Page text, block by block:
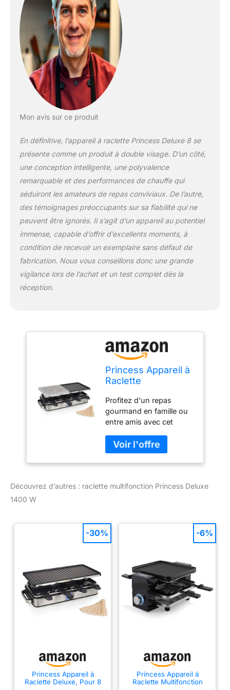
crustacés, poisson et
légumes) tout au long de
l'année. Ajustez la
température de cuisson
(220 °C maximum) de
vos aliments selon vos
préférences ou vos
besoins à l'aide de la
rapidement pour vous
vos aliments en
quelques minutes. Les
plaques de cuisson sont
dotées d'un revêtement
antiadhésif. Vous n'avez
donc pas besoin
d'ajouter de matières
grasses si vous ne le
souhaitez pas. C'est plus
sain et plus facile à
nettoyer. 8 spatules en
bois sont incluses pour
cuisson est réversible
pour vous permettre de
faire cuire au grill ou
façon Teppanyaki.
Mon avis sur ce produit
En définitive, l’appareil à raclette Princess Deluxe 8 se
présente comme un produit à double visage. D’un côté,
une conception intelligente, une polyvalence
remarquable et des performances de chauffe qui
séduiront les amateurs de repas conviviaux. De l’autre,
des témoignages préoccupants sur sa fiabilité qui ne
peuvent être ignorés. Il s’agit d’un appareil au potentiel
immense, capable d’offrir d’excellents moments, à
condition de recevoir un exemplaire sans défaut de
fabrication. Nous vous conseillons donc une grande
vigilance lors de l’achat et un test complet dès la
réception.
Princess Appareil à
Raclette
Deluxe 8 - Pierre à
Cuire et Grill - 8
Personnes -1400 W
Profitez d'un repas
gourmand en famille ou
entre amis avec cet
Princess Deluxe 8 pour 8
personnes. Avec sa
pierre à cuire et sa
amovibles mesurant 21 x
(petites pièces de viande,
crustacés, poisson et
l'année. Ajustez la
température de cuisson
(220 °C maximum) de
vos aliments selon vos
préférences ou vos
besoins à l'aide de la
température choisie
rapidement pour vous
permettre de préparer
Découvrez d’autres : raclette multifonction Princess Deluxe
1400 W
Princess Appareil à
Raclette Deluxe, Pour 8
-30%
Princess Appareil à
Raclette Multifonction
-6%